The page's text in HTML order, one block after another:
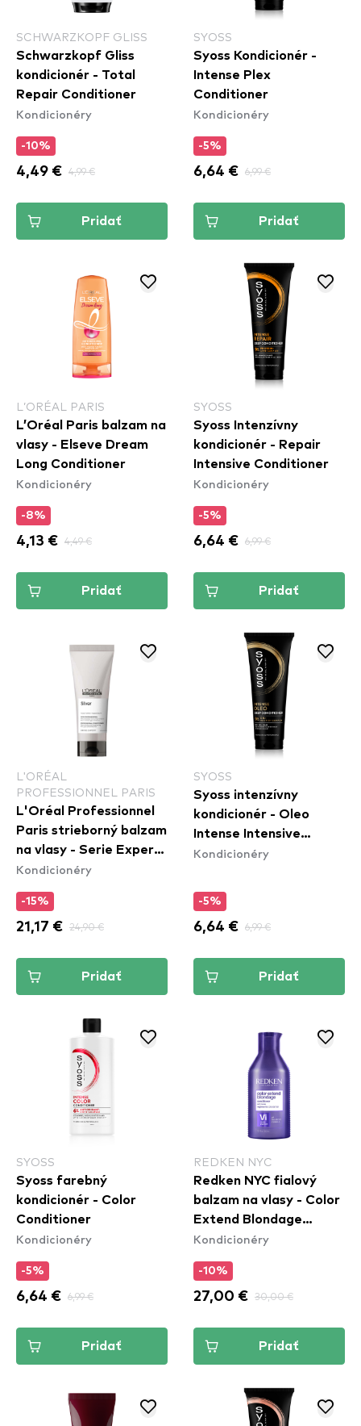
SCHWARZKOPF GLISS
Schwarzkopf Gliss
kondicionér - Total
Repair Conditioner
Kondicionéry
-10%
4,49 € 4,99 €
Pridať
SYOSS
Syoss Kondicionér -
Intense Plex
Conditioner
Kondicionéry
-5%
6,64 € 6,99 €
Pridať
L’ORÉAL PARIS
L’Oréal Paris balzam na
vlasy - Elseve Dream
Long Conditioner
Kondicionéry
-8%
4,13 € 4,49 €
Pridať
SYOSS
Syoss Intenzívny
kondicionér - Repair
Intensive Conditioner
Kondicionéry
-5%
6,64 € 6,99 €
Pridať
L'ORÉAL
PROFESSIONNEL PARIS
L'Oréal Professionnel
Paris strieborný balzam
na vlasy - Serie Expert
Silver Conditioner
Kondicionéry
-15%
21,17 € 24,90 €
Pridať
SYOSS
Syoss intenzívny
kondicionér - Oleo
Intense Intensive
Conditioner
Kondicionéry
-5%
6,64 € 6,99 €
Pridať
SYOSS
Syoss farebný
kondicionér - Color
Conditioner
Kondicionéry
-5%
6,64 € 6,99 €
Pridať
REDKEN NYC
Redken NYC fialový
balzam na vlasy - Color
Extend Blondage
Conditioner
Kondicionéry
-10%
27,00 € 30,00 €
Pridať